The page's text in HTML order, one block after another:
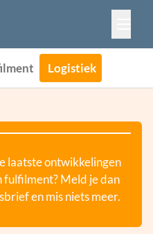
Logistiek
laatste ontwikkelingen
fulfilment? Meld je dan
en mis niets meer.